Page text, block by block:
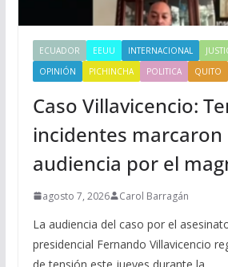
ECUADOR EEUU INTERNACIONAL
OPINIÓN
PICHINCHA POLITICA QUITO
Caso Villavicencio:
incidentes marcaron
audiencia por el
agosto 7, 2026 Carol Barragán
La audiencia del caso por el
presidencial Fernando Villavicencio